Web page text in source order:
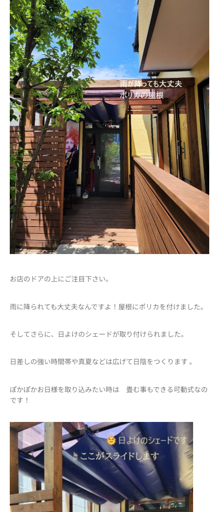
お店のドアの上にご注目下さい。
雨に降られても大丈夫なんですよ！屋根にポリカを付けました。
そしてさらに、日よけのシェードが取り付けられました。
日差しの強い時間帯や真夏などは広げて日陰をつくります 。
ぽかぽかお日様を取り込みたい時は 畳む事もできる可動式なの
です！